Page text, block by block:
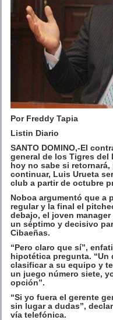
Por Freddy Tapia
Listin Diario
SANTO DOMINO,-El
general de los Tigres
hoy no sabe si
continuar, Luis Urueta
club a partir de octubre
Noboa argumentó que a
regular y la final el
debajo, el joven
un séptimo y decisivo
Cibaeñas.
“Pero claro que sí”,
hipotética pregunta. “Un
clasificar a su equipo y
un juego número siete,
opción”.
“Si yo fuera el gerente
sin lugar a dudas”,
vía telefónica.